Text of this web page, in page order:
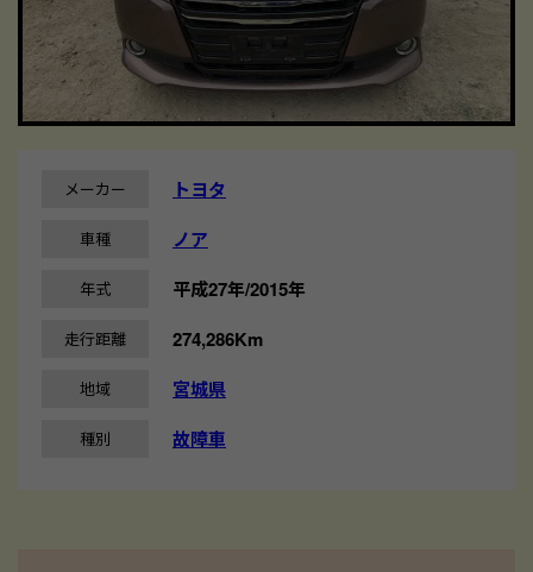
メーカー トヨタ
車種 ノア
年式 平成27年/2015年
走行距離 274,286Km
地域 宮城県
種別 故障車